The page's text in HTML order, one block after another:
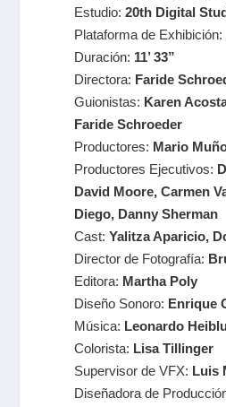
Estudio: 20th Digital
Plataforma de Exhibición:
Duración: 11’ 33”
Directora: Faride
Guionistas: Karen
Faride Schroeder
Productores: Mario
Productores Ejecutivos:
David Moore, Carmen
Diego, Danny Sherman
Cast: Yalitza Aparicio,
Director de Fotografía:
Editora: Martha Poly
Diseño Sonoro: Enrique
Música: Leonardo
Colorista: Lisa Tillinger
Supervisor de VFX: Luis
Diseñadora de